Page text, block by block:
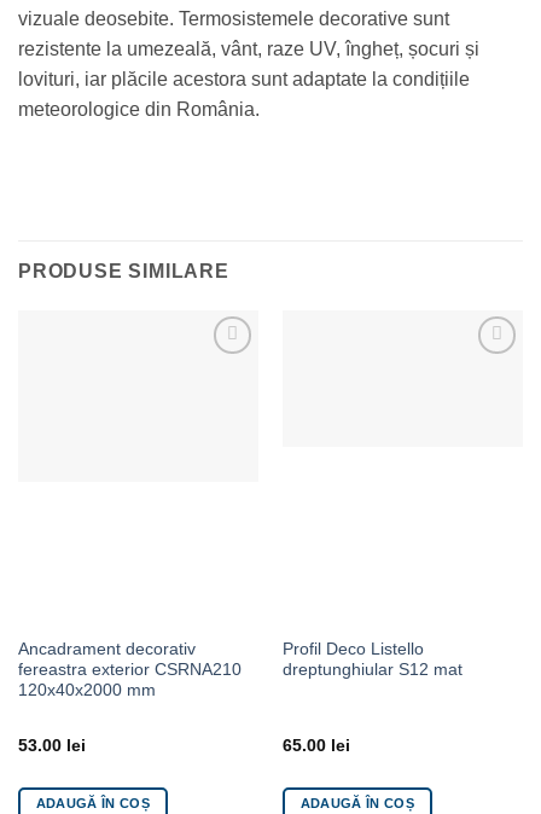
vizuale deosebite. Termosistemele decorative sunt
rezistente la umezeală, vânt, raze UV, îngheț, șocuri și
lovituri, iar plăcile acestora sunt adaptate la condițiile
meteorologice din România.
PRODUSE SIMILARE
Ancadrament decorativ
fereastra exterior CSRNA210
120x40x2000 mm
53.00 lei
ADAUGĂ ÎN COȘ
Profil Deco Listello
dreptunghiular S12 mat
65.00 lei
ADAUGĂ ÎN COȘ